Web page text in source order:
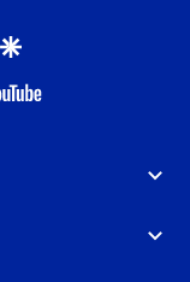
google
youtube-